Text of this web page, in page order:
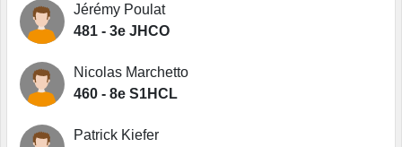
Jérémy Poulat
481 - 3e JHCO
Nicolas Marchetto
460 - 8e S1HCL
Patrick Kiefer